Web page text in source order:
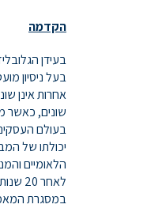
הקדמה
בעידן
בעל ניסיון
אחרות אינן
שונים, כאשר
בעולם
יכולתו של
הלאומיים
במסגרת